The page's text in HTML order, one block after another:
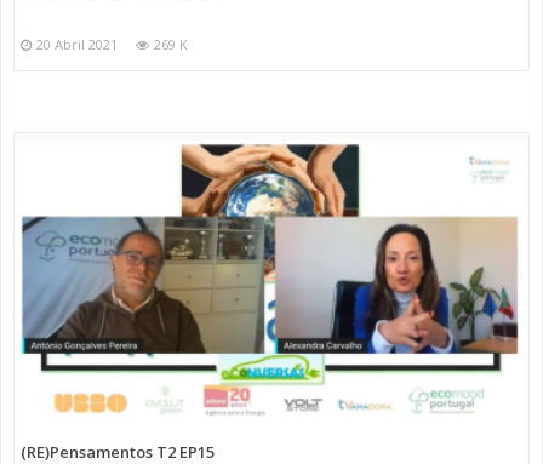
20 Abril 2021 269 K
(RE)Pensamentos T2 EP15